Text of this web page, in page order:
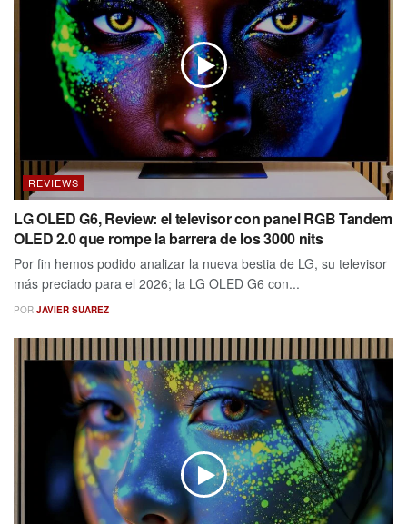
REVIEWS
LG OLED G6, Review: el televisor con panel RGB Tandem
OLED 2.0 que rompe la barrera de los 3000 nits
Por fin hemos podido analizar la nueva bestia de LG, su televisor
más preciado para el 2026; la LG OLED G6 con...
POR JAVIER SUAREZ